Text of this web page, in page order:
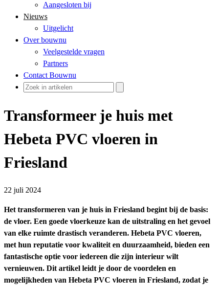
Aangesloten bij
Nieuws
Uitgelicht
Over bouwnu
Veelgestelde vragen
Partners
Contact Bouwnu
Transformeer je huis met
Hebeta PVC vloeren in
Friesland
22 juli 2024
Het transformeren van je huis in Friesland begint bij de basis:
de vloer. Een goede vloerkeuze kan de uitstraling en het gevoel
van elke ruimte drastisch veranderen. Hebeta PVC vloeren,
met hun reputatie voor kwaliteit en duurzaamheid, bieden een
fantastische optie voor iedereen die zijn interieur wilt
vernieuwen. Dit artikel leidt je door de voordelen en
mogelijkheden van Hebeta PVC vloeren in Friesland, zodat je